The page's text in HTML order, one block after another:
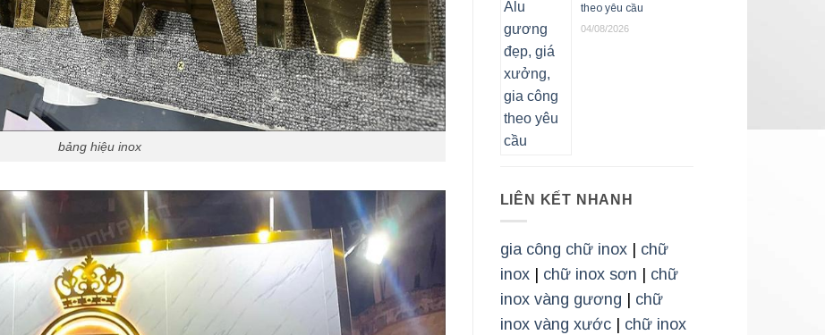
bảng hiệu inox
theo yêu cầu
04/08/2026
LIÊN KẾT NHANH
gia công chữ inox| chữ
inox| chữ inox sơn
chữ
inox vàng gương
chữ
inox vàng xước| chữ inox